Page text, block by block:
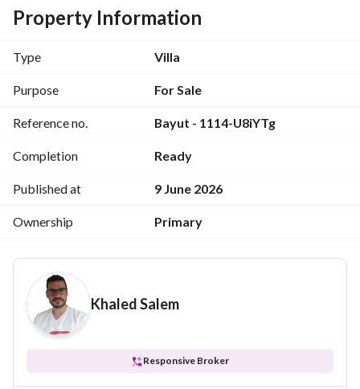
حديقة خاصة + إمكانية إضافة حمام سباحة
مباني قوية وتقسيم داخلي عملي ومتميز
موقع استراتيجي قريب من أهم الخدمات والمدارس الدولية
والمولات
دقايق من مول العرب ومحور 26 يوليو
دقايق من هايبر وان ومول اركان ومول كابيتال بيزنيس بارك
منطقة راقية وهادئة للسكن العائلي
View Contact Detail
Property Information
Type Villa
Purpose For Sale
Reference no. Bayut - 1114-U8iYTg
Completion Ready
Published at 9 June 2026
Ownership Primary
Khaled Salem
Responsive Broker